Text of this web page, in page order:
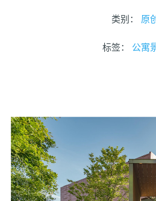
类别： 原创
标签： 公寓